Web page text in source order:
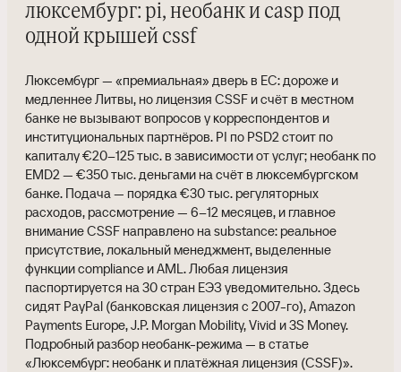
люксембург: pi, необанк и casp под
одной крышей cssf
Люксембург — «премиальная» дверь в ЕС: дороже и
медленнее Литвы, но лицензия CSSF и счёт в местном
банке не вызывают вопросов у корреспондентов и
институциональных партнёров. PI по PSD2 стоит по
капиталу €20–125 тыс. в зависимости от услуг; необанк по
EMD2 — €350 тыс. деньгами на счёт в люксембургском
банке. Подача — порядка €30 тыс. регуляторных
расходов, рассмотрение — 6–12 месяцев, и главное
внимание CSSF направлено на substance: реальное
присутствие, локальный менеджмент, выделенные
функции compliance и AML. Любая лицензия
паспортируется на 30 стран ЕЭЗ уведомительно. Здесь
сидят PayPal (банковская лицензия с 2007-го), Amazon
Payments Europe, J.P. Morgan Mobility, Vivid и 3S Money.
Подробный разбор необанк-режима — в статье
«Люксембург: необанк и платёжная лицензия (CSSF)».